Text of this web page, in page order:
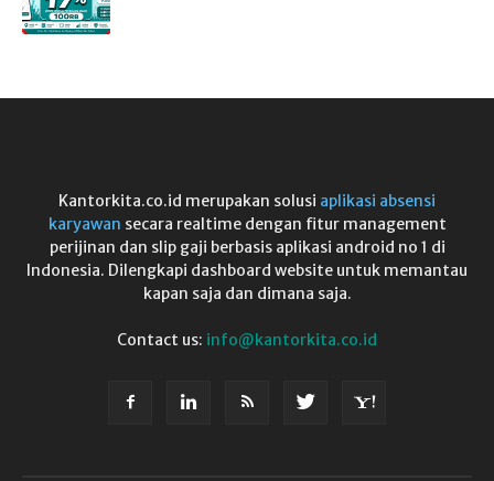
Kantorkita.co.id merupakan solusi aplikasi absensi
karyawan secara realtime dengan fitur management
perijinan dan slip gaji berbasis aplikasi android no 1 di
Indonesia. Dilengkapi dashboard website untuk memantau
kapan saja dan dimana saja.
Contact us: info@kantorkita.co.id